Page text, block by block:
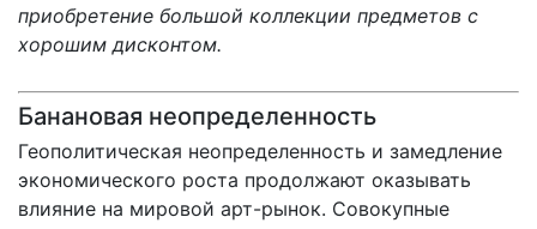
приобретение большой коллекции предметов с
хорошим дисконтом.
Банановая неопределенность
Геополитическая неопределенность и замедление
экономического роста продолжают оказывать
влияние на мировой арт-рынок. Совокупные